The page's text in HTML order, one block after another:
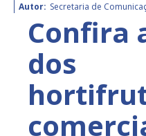
Autor: Secretaria de
Confira
dos